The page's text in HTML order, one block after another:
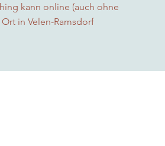
kann online (auch ohne
in Velen-Ramsdorf